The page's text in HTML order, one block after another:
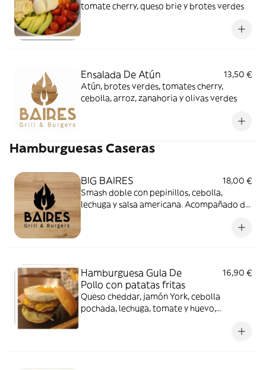
tomate cherry, queso brie y brotes verdes
Ensalada De Atún
13,50 €
Atún, brotes verdes, tomates cherry,
cebolla, arroz, zanahoria y olivas verdes
Hamburguesas Caseras
BIG BAIRES
18,00 €
Smash doble con pepinillos, cebolla,
lechuga y salsa americana. Acompañado de
Hamburguesa Gula De
Pollo con patatas fritas
16,90 €
Queso cheddar, jamón York, cebolla
pochada, lechuga, tomate y huevo,